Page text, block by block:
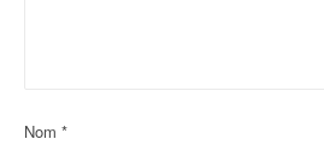
Nom *